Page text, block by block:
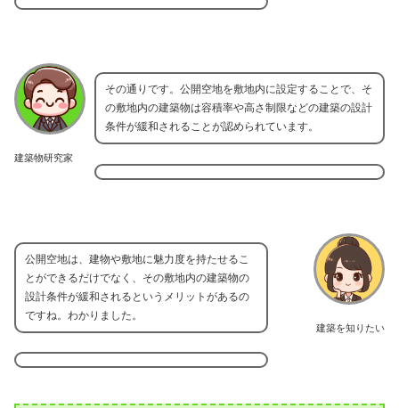
建築物研究家
その通りです。公開空地を敷地内に設定することで、そ
の敷地内の建築物は容積率や高さ制限などの建築の設計
条件が緩和されることが認められています。
建築を知りたい
公開空地は、建物や敷地に魅力度を持たせるこ
とができるだけでなく、その敷地内の建築物の
設計条件が緩和されるというメリットがあるの
ですね。わかりました。